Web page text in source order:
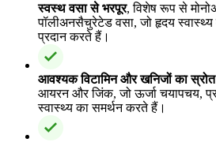
स्वस्थ वसा से भरपूर, विशेष रूप से
पॉलीअनसैचुरेटेड वसा, जो हृदय
प्रदान करते हैं।
आवश्यक विटामिन और खनिजों का स्रोत
आयरन और जिंक, जो ऊर्जा चयापचय,
स्वास्थ्य का समर्थन करते हैं।